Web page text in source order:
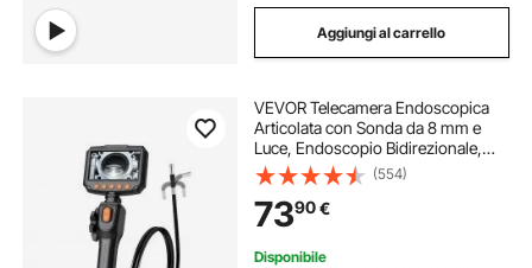
Aggiungi al carrello
VEVOR Telecamera Endoscopica
Articolata con Sonda da 8 mm e
Luce, Endoscopio Bidirezionale,
Schermo IPS HD da 4,3'', Zoom 8x,
Cavo Flessibile da 1,5 m
Impermeabile IP67, per Ispezione
Auto e Idraulica
(554)
7390€
Disponibile